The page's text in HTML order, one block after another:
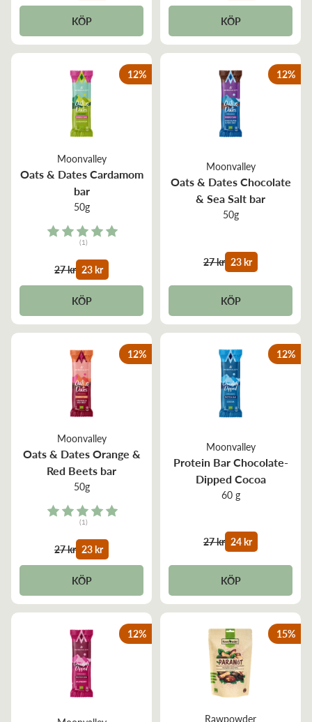
KÖP KÖP
Moonvalley
Oats & Dates Cardamom
bar
50g
Rating:
(1)
27 kr 23 kr
KÖP
12%
Moonvalley
Oats & Dates Chocolate
& Sea Salt bar
50g
27 kr 23 kr
KÖP
12%
Moonvalley
Oats & Dates Orange &
Red Beets bar
50g
Rating:
(1)
27 kr 23 kr
KÖP
12%
Moonvalley
Protein Bar Chocolate-
Dipped Cocoa
60 g
27 kr 24 kr
KÖP
12%
12%
Rawpowder
15%